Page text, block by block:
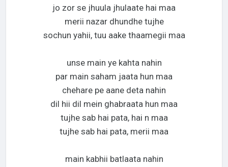
jo zor se jhuula jhulaate hai maa
merii nazar dhundhe tujhe
sochun yahii, tuu aake thaamegii maa
unse main ye kahta nahin
par main saham jaata hun maa
chehare pe aane deta nahin
dil hii dil mein ghabraata hun maa
tujhe sab hai pata, hai n maa
tujhe sab hai pata, merii maa
main kabhii batlaata nahin